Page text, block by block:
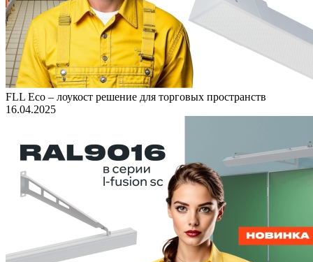
FLL Eco – лоукост решение для торговых пространств
16.04.2025